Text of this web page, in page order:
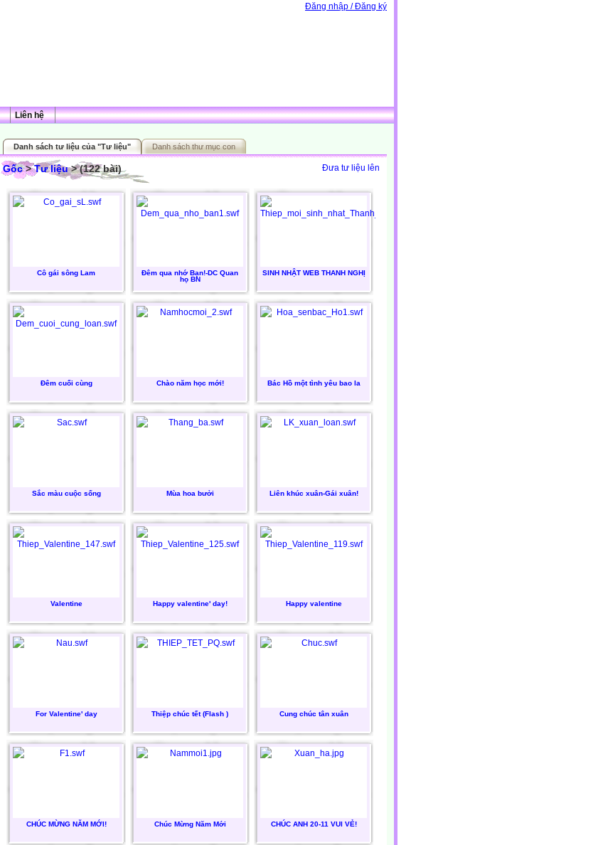
Đăng nhập / Đăng ký
Liên hệ
Danh sách tư liệu của "Tư liệu" Danh sách thư mục con
Đưa tư liệu lên
Gốc>Tư liệu> (122 bài)
Cô gái sông Lam
Đêm qua nhớ Bạn!-DC Quan
họ BN
SINH NHẬT WEB THANH NGHỊ
Đêm cuối cùng Chào năm học mới! Bác Hồ một tình yêu bao la
Sắc màu cuộc sống Mùa hoa bưởi Liên khúc xuân-Gái xuân!
Valentine Happy valentine' day! Happy valentine
For Valentine' day Thiệp chúc tết (Flash ) Cung chúc tân xuân
CHÚC MỪNG NĂM MỚI! Chúc Mừng Năm Mới CHÚC ANH 20-11 VUI VẺ!